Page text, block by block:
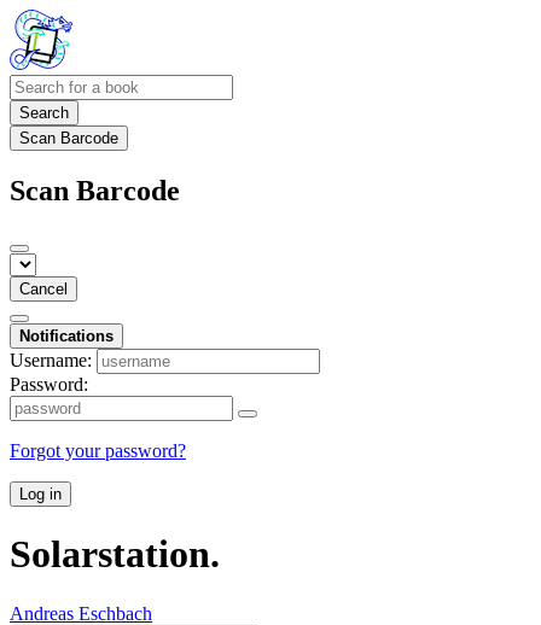
Search
Scan Barcode
Scan Barcode
Cancel
Notifications
Username:
Password:
Forgot your password?
Log in
Solarstation.
Andreas Eschbach